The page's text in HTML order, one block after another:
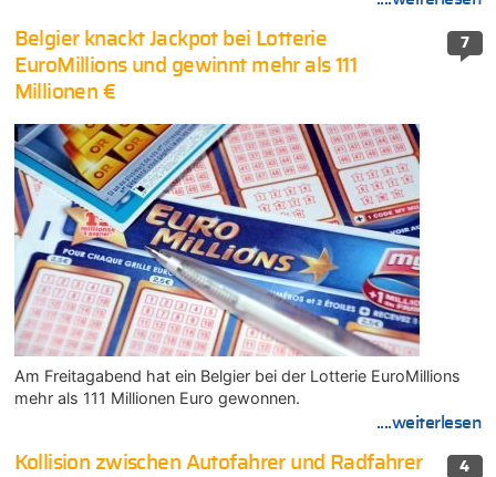
7
Belgier knackt Jackpot bei Lotterie
EuroMillions und gewinnt mehr als 111
Millionen €
Am Freitagabend hat ein Belgier bei der Lotterie EuroMillions
mehr als 111 Millionen Euro gewonnen.
....weiterlesen
4
Kollision zwischen Autofahrer und Radfahrer